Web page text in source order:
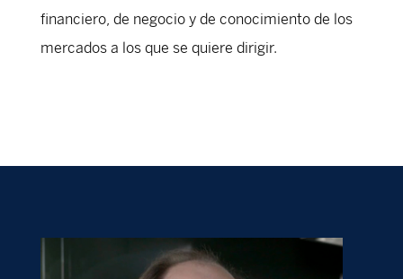
financiero, de negocio y de conocimiento de los
mercados a los que se quiere dirigir.